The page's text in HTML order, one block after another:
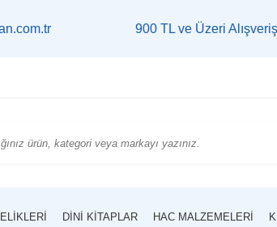
900 TL ve Üzeri Alışverişlerinizde
DINI KITAPLAR HAC MALZEMELERI